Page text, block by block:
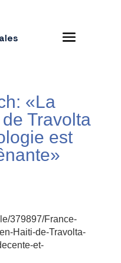
«La
Travolta
est
379897/France-
Haiti-de-Travolta-
et-